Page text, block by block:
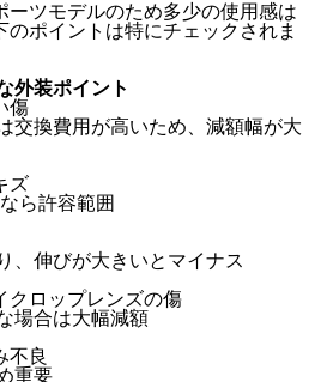
ーツモデルのため多少の使用感は
ポイントは特にチェックされま
外装ポイント
傷
交換費用が高いため、減額幅が大
ズ
ら許容範囲
、伸びが大きいとマイナス
クロップレンズの傷
場合は大幅減額
不良
重要